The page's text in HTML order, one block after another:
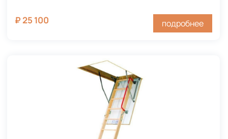
₽25 100 подробнее